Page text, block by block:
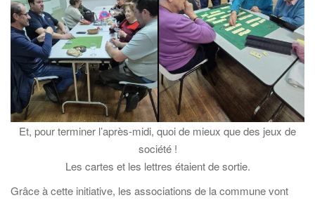
Et, pour terminer l’après-midi, quoi de mieux que des jeux de
société !
Les cartes et les lettres étaient de sortie.
Grâce à cette initiative, les associations de la commune vont